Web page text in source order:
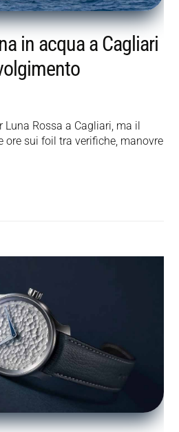
in acqua a Cagliari
Rossa a Cagliari, ma il
ore sui foil tra verifiche, manovre